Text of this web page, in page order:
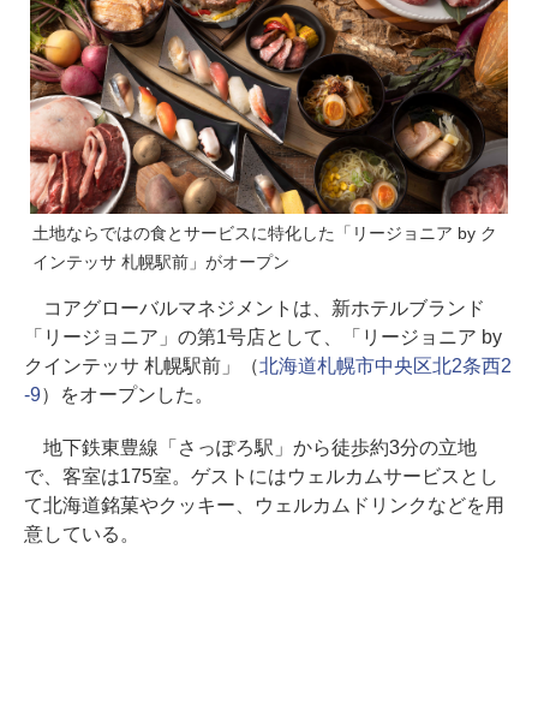
土地ならではの食とサービスに特化した「リージョニア by ク
インテッサ 札幌駅前」がオープン
コアグローバルマネジメントは、新ホテルブランド
「リージョニア」の第1号店として、「リージョニア by
クインテッサ 札幌駅前」（北海道札幌市中央区北2条西2
-9）をオープンした。
地下鉄東豊線「さっぽろ駅」から徒歩約3分の立地
で、客室は175室。ゲストにはウェルカムサービスとし
て北海道銘菓やクッキー、ウェルカムドリンクなどを用
意している。